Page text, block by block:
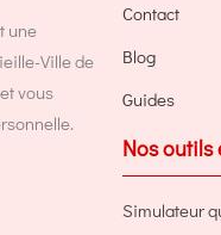
Ville de
vous
Contact
Blog
Guides
Nos outils
Simulateur